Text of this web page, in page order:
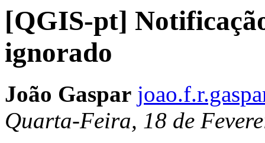
[QGIS-pt]
ignorado
João Gaspar
Quarta-Feira, 18 de